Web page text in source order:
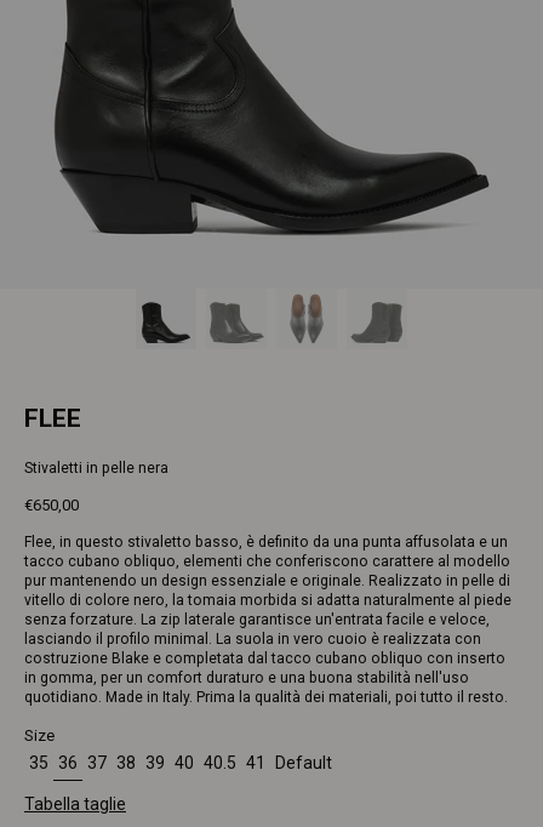
FLEE
Stivaletti in pelle nera
€650,00
intero
Flee, in questo stivaletto basso, è definito da una punta affusolata e un
tacco cubano obliquo, elementi che conferiscono carattere al modello
pur mantenendo un design essenziale e originale. Realizzato in pelle di
vitello di colore nero, la tomaia morbida si adatta naturalmente al piede
senza forzature. La zip laterale garantisce un'entrata facile e veloce,
lasciando il profilo minimal. La suola in vero cuoio è realizzata con
costruzione Blake e completata dal tacco cubano obliquo con inserto
in gomma, per un comfort duraturo e una buona stabilità nell'uso
quotidiano. Made in Italy. Prima la qualità dei materiali, poi tutto il resto.
Size
35 36 37 38 39 40 40.5 41 Default
Tabella taglie